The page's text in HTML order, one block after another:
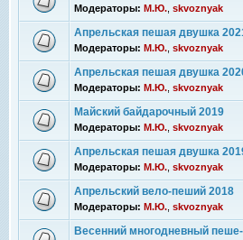
Модераторы: М.Ю. skvoznyak
Апрельская пешая двушка
Модераторы: М.Ю. skvoznyak
Апрельская пешая двушка
Модераторы: М.Ю. skvoznyak
Майский байдарочный 2019
Модераторы: М.Ю. skvoznyak
Апрельская пешая двушка
Модераторы: М.Ю. skvoznyak
Апрельский вело-пеший 2018
Модераторы: М.Ю. skvoznyak
Весенний многодневный